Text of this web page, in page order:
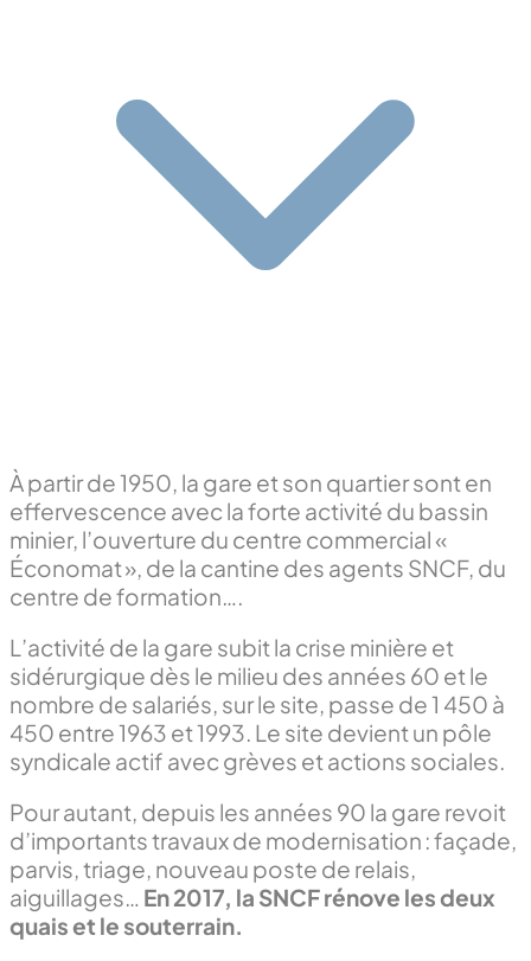
À partir de 1950, la gare et son quartier sont en
effervescence avec la forte activité du bassin
minier, l’ouverture du centre commercial «
Économat », de la cantine des agents SNCF, du
centre de formation….
L’activité de la gare subit la crise minière et
sidérurgique dès le milieu des années 60 et le
nombre de salariés, sur le site, passe de 1 450 à
450 entre 1963 et 1993. Le site devient un pôle
syndicale actif avec grèves et actions sociales.
Pour autant, depuis les années 90 la gare revoit
d’importants travaux de modernisation : façade,
parvis, triage, nouveau poste de relais,
aiguillages… En 2017, la SNCF rénove les deux
quais et le souterrain.